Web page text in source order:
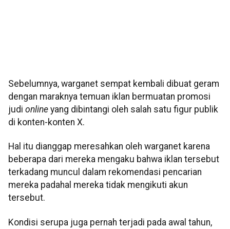
Sebelumnya, warganet sempat kembali dibuat geram
dengan maraknya temuan iklan bermuatan promosi
judi online yang dibintangi oleh salah satu figur publik
di konten-konten X.
Hal itu dianggap meresahkan oleh warganet karena
beberapa dari mereka mengaku bahwa iklan tersebut
terkadang muncul dalam rekomendasi pencarian
mereka padahal mereka tidak mengikuti akun
tersebut.
Kondisi serupa juga pernah terjadi pada awal tahun,